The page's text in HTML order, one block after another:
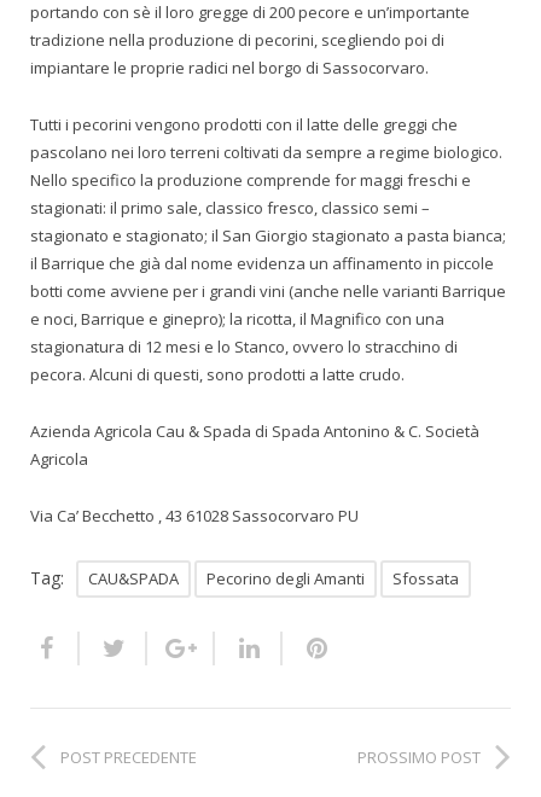
portando con sè il loro gregge di 200 pecore e un’importante
tradizione nella produzione di pecorini, scegliendo poi di
impiantare le proprie radici nel borgo di Sassocorvaro.
Tutti i pecorini vengono prodotti con il latte delle greggi che
pascolano nei loro terreni coltivati da sempre a regime biologico.
Nello specifico la produzione comprende for maggi freschi e
stagionati: il primo sale, classico fresco, classico semi –
stagionato e stagionato; il San Giorgio stagionato a pasta bianca;
il Barrique che già dal nome evidenza un affinamento in piccole
botti come avviene per i grandi vini (anche nelle varianti Barrique
e noci, Barrique e ginepro); la ricotta, il Magnifico con una
stagionatura di 12 mesi e lo Stanco, ovvero lo stracchino di
pecora. Alcuni di questi, sono prodotti a latte crudo.
Azienda Agricola Cau & Spada di Spada Antonino & C. Società
Agricola
Via Ca’ Becchetto , 43 61028 Sassocorvaro PU
Tag: CAU&SPADA Pecorino degli Amanti Sfossata
POST PRECEDENTE PROSSIMO POST